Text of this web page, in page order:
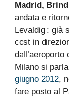
Madrid,
andata e
Levaldigi: già
cost in
dall’aeroporto
Milano si
giugno 2012,
fare posto al